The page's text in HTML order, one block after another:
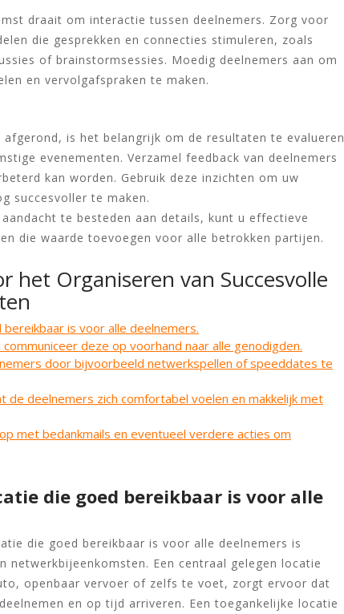
draait om interactie tussen deelnemers. Zorg voor
die gesprekken en connecties stimuleren, zoals
of brainstormsessies. Moedig deelnemers aan om
en vervolgafspraken te maken.
is het belangrijk om de resultaten te evalueren
evenementen. Verzamel feedback van deelnemers
kan worden. Gebruik deze inzichten om uw
succesvoller te maken.
te besteden aan details, kunt u effectieve
die waarde toevoegen voor alle betrokken partijen.
het Organiseren van Succesvolle
is voor alle deelnemers.
deze op voorhand naar alle genodigden.
door bijvoorbeeld netwerkspellen of speeddates te
de deelnemers zich comfortabel voelen en makkelijk met
met bedankmails en eventueel verdere acties om
die goed bereikbaar is voor alle
die goed bereikbaar is voor alle deelnemers is
netwerkbijeenkomsten. Een centraal gelegen locatie
openbaar vervoer of zelfs te voet, zorgt ervoor dat
en op tijd arriveren. Een toegankelijke locatie